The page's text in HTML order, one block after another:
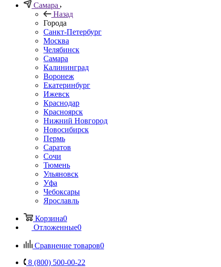
Самара
Назад
Города
Санкт-Петербург
Москва
Челябинск
Самара
Калининград
Воронеж
Екатеринбург
Ижевск
Краснодар
Красноярск
Нижний Новгород
Новосибирск
Пермь
Саратов
Сочи
Тюмень
Ульяновск
Уфа
Чебоксары
Ярославль
Корзина0
Отложенные0
Сравнение товаров0
8 (800) 500-00-22